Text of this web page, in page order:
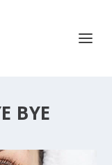
BYE